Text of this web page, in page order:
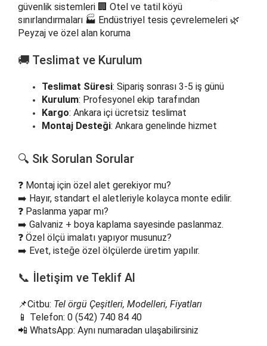
güvenlik sistemleri 🏢 Otel ve tatil köyü
sınırlandırmaları 🏭 Endüstriyel tesis çevrelemeleri 🌿
Peyzaj ve özel alan koruma
🚚 Teslimat ve Kurulum
Teslimat Süresi: Sipariş sonrası 3-5 iş günü
Kurulum: Profesyonel ekip tarafından
Kargo: Ankara içi ücretsiz teslimat
Montaj Desteği: Ankara genelinde hizmet
🔍 Sık Sorulan Sorular
❓ Montaj için özel alet gerekiyor mu?
➡️ Hayır, standart el aletleriyle kolayca monte edilir.
❓ Paslanma yapar mı?
➡️ Galvaniz + boya kaplama sayesinde paslanmaz.
❓ Özel ölçü imalatı yapıyor musunuz?
➡️ Evet, isteğe özel ölçülerde üretim yapılır.
📞 İletişim ve Teklif Al
📌Citbu: Tel örgü Çeşitleri, Modelleri, Fiyatları
📱 Telefon: 0 (542) 740 84 40
📲 WhatsApp: Aynı numaradan ulaşabilirsiniz